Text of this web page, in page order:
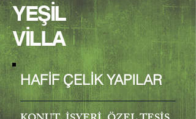
HAFİF ÇELİK YAPILAR
YEŞİL
VİLLA